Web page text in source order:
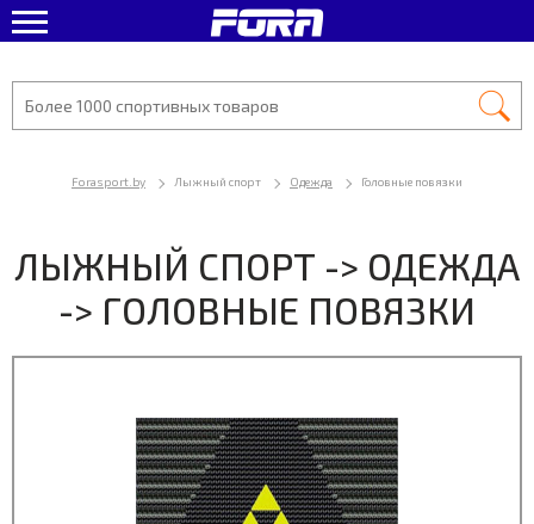
Forasport.by Лыжный спорт Одежда Головные повязки
ЛЫЖНЫЙ СПОРТ -> ОДЕЖДА
-> ГОЛОВНЫЕ ПОВЯЗКИ